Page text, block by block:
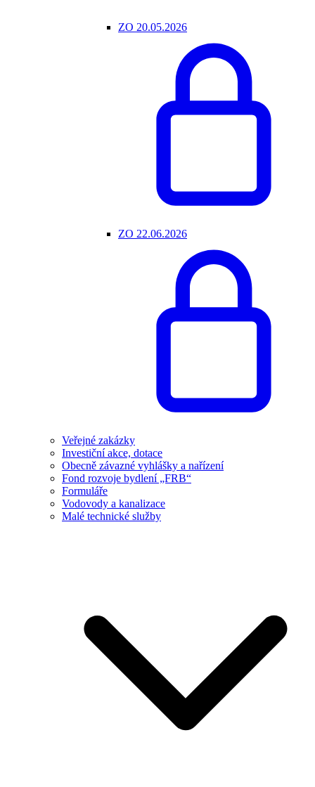
ZO 20.05.2026
ZO 22.06.2026
Veřejné zakázky
Investiční akce, dotace
Obecně závazné vyhlášky a nařízení
Fond rozvoje bydlení „FRB“
Formuláře
Vodovody a kanalizace
Malé technické služby